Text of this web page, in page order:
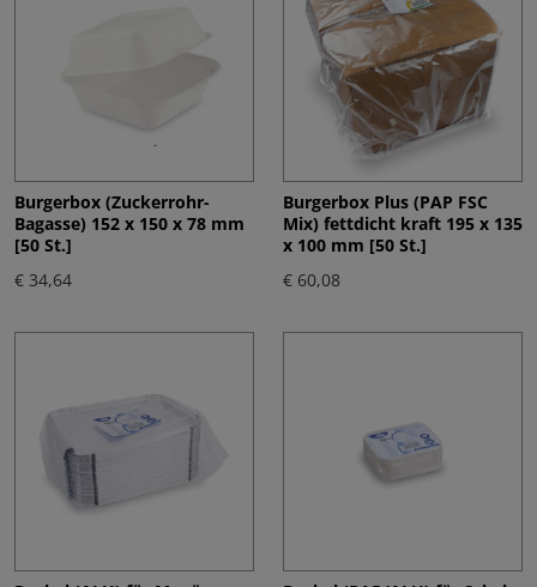
Burgerbox (Zuckerrohr-
Bagasse) 152 x 150 x 78 mm
[50 St.]
€ 34,64
Burgerbox Plus (PAP FSC
Mix) fettdicht kraft 195 x 135
x 100 mm [50 St.]
€ 60,08